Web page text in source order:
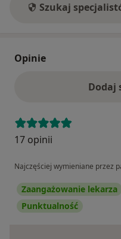
Szukaj
Opinie
Dodaj
17 opinii
Najczęściej wymieniane przez
Zaangażowanie lekarza
Punktualność